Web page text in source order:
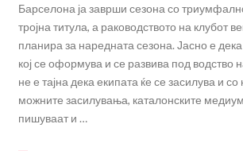
Барселона ја заврши сезона со
тројна титула, а раководството на клубот
планира за наредната сезона. Јасно е
кој се оформува и се развива под водство
не е тајна дека екипата ќе се засилува и
можните засилувања, каталонските
пишуваат и …